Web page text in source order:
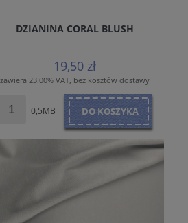
DZIANINA CORAL BLUSH
19,50 zł
zawiera 23.00% VAT, bez kosztów dostawy
0,5MB DO KOSZYKA